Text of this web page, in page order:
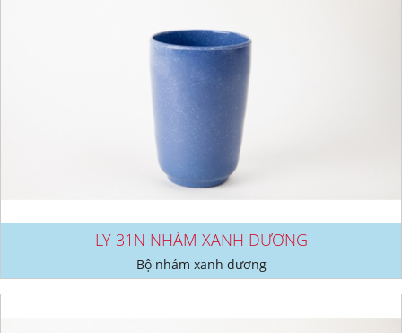
LY 31N NHÁM XANH DƯƠNG
Bộ nhám xanh dương